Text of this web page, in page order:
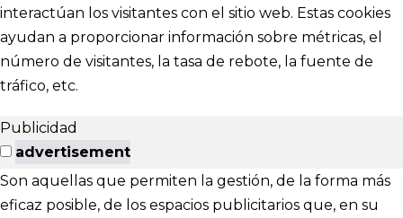
interactúan los visitantes con el sitio web. Estas cookies
ayudan a proporcionar información sobre métricas, el
número de visitantes, la tasa de rebote, la fuente de
tráfico, etc.
Publicidad
advertisement
Son aquellas que permiten la gestión, de la forma más
eficaz posible, de los espacios publicitarios que, en su